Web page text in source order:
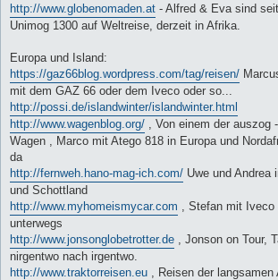
http://www.globenomaden.at - Alfred & Eva sind
Unimog 1300 auf Weltreise, derzeit in Afrika.
Europa und Island:
https://gaz66blog.wordpress.com/tag/reisen/
mit dem GAZ 66 oder dem Iveco oder so...
http://possi.de/islandwinter/islandwinter.html
http://www.wagenblog.org/ , Von einem der auszog
Wagen , Marco mit Atego 818 in Europa und
da
http://fernweh.hano-mag-ich.com/ Uwe und Andrea
und Schottland
http://www.myhomeismycar.com , Stefan mit Iveco
unterwegs
http://www.jonsonglobetrotter.de , Jonson on Tour,
nirgentwo nach irgentwo.
http://www.traktorreisen.eu , Reisen der langsamen